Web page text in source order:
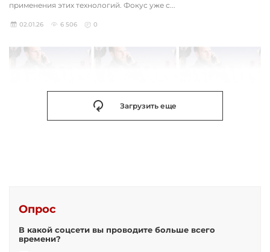
применения этих технологий. Фокус уже с...
02.01.26 6 506 0
Загрузить еще
Опрос
В какой соцсети вы проводите больше всего
времени?